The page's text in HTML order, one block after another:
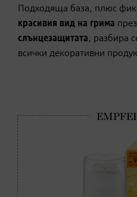
Подходяща база, плюс
красивия вид на грима
слънцезащитата, разбира
всички декоративни